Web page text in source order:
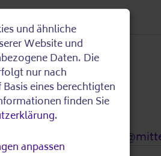
Fragen beantwortet:
Constance Knöpfle
030 27979896
und ähnliche
Website und
Daten. Die
nur nach
eines berechtigten
finden Sie
.
anpassen